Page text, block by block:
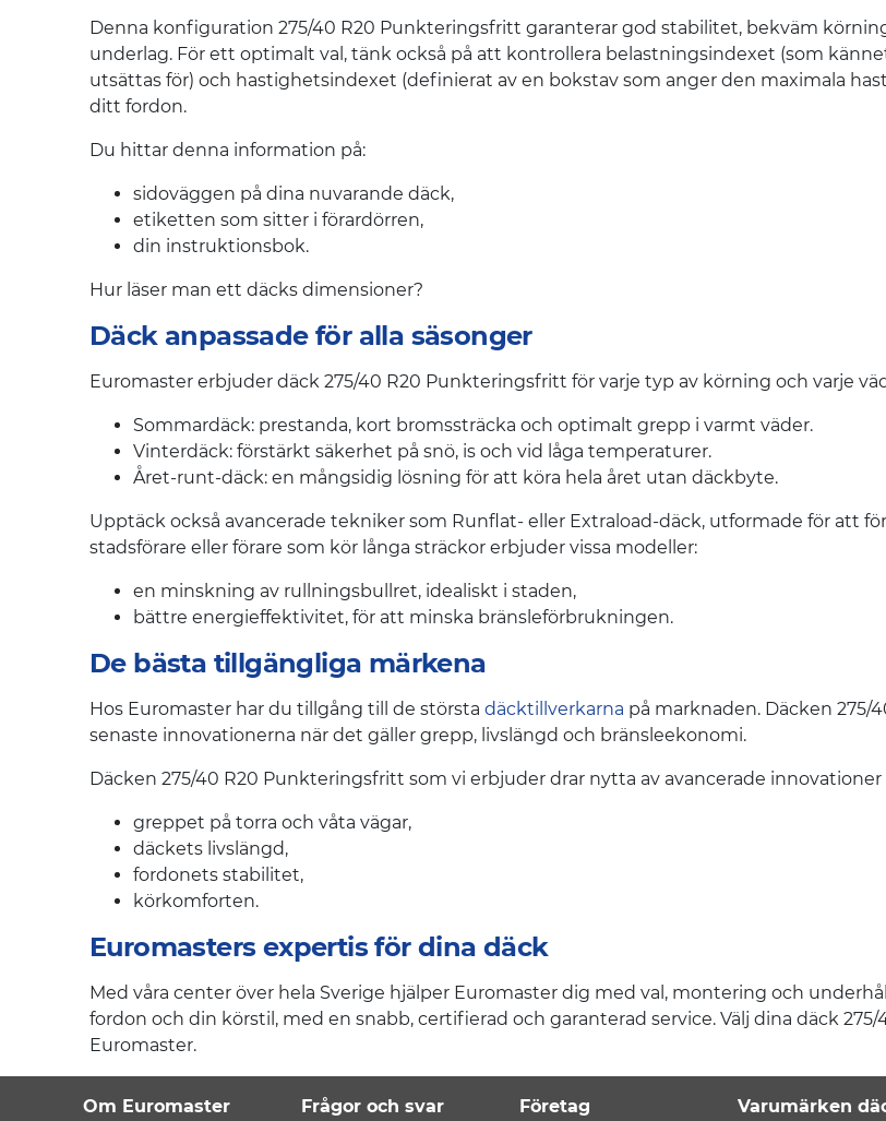
Denna konfiguration 275/40 R20 Punkteringsfritt garanterar god stabilitet, bekväm
underlag. För ett optimalt val, tänk också på att kontrollera belastningsindexet (som
utsättas för) och hastighetsindexet (definierat av en bokstav som anger den maximala
ditt fordon.
Du hittar denna information på:
sidoväggen på dina nuvarande däck,
etiketten som sitter i förardörren,
din instruktionsbok.
Hur läser man ett däcks dimensioner?
Däck anpassade för alla säsonger
Euromaster erbjuder däck 275/40 R20 Punkteringsfritt för varje typ av körning och varje
Sommardäck: prestanda, kort bromssträcka och optimalt grepp i varmt väder.
Vinterdäck: förstärkt säkerhet på snö, is och vid låga temperaturer.
Året-runt-däck: en mångsidig lösning för att köra hela året utan däckbyte.
Upptäck också avancerade tekniker som Runflat- eller Extraload-däck, utformade för att
stadsförare eller förare som kör långa sträckor erbjuder vissa modeller:
en minskning av rullningsbullret, idealiskt i staden,
bättre energieffektivitet, för att minska bränsleförbrukningen.
De bästa tillgängliga märkena
Hos Euromaster har du tillgång till de största däcktillverkarna på marknaden. Däcken
senaste innovationerna när det gäller grepp, livslängd och bränsleekonomi.
Däcken 275/40 R20 Punkteringsfritt som vi erbjuder drar nytta av avancerade
greppet på torra och våta vägar,
däckets livslängd,
fordonets stabilitet,
körkomforten.
Euromasters expertis för dina däck
Med våra center över hela Sverige hjälper Euromaster dig med val, montering och
fordon och din körstil, med en snabb, certifierad och garanterad service. Välj dina däck
Euromaster.
Om Euromaster Frågor och svar Företag Varumärken